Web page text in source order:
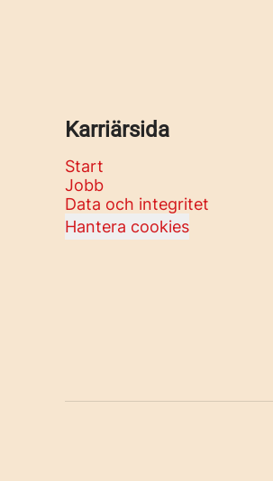
Karriärsida
Start
Jobb
Data och integritet
Hantera cookies